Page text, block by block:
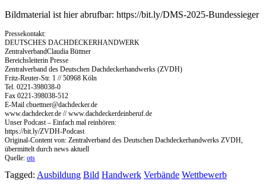
Bildmaterial ist hier abrufbar: https://bit.ly/DMS-2025-Bundessieger
Pressekontakt:
DEUTSCHES DACHDECKERHANDWERK
ZentralverbandClaudia Büttner
Bereichsleiterin Presse
Zentralverband des Deutschen Dachdeckerhandwerks (ZVDH)
Fritz-Reuter-Str. 1 // 50968 Köln
Tel. 0221-398038-0
Fax 0221-398038-512
E-Mail cbuettner@dachdecker.de
www.dachdecker.de // www.dachdeckerdeinberuf.de
Unser Podcast – Einfach mal reinhören:
https://bit.ly/ZVDH-Podcast
Original-Content von: Zentralverband des Deutschen Dachdeckerhandwerks ZVDH,
übermittelt durch news aktuell
Quelle: ots
Tagged: Ausbildung Bild Handwerk Verbände Wettbewerb